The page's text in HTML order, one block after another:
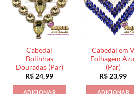
Cabedal
Bolinhas
Douradas (Par)
R$ 24,99
ADICIONAR
Cabedal em
Folhagem
(Par)
R$ 23,99
ADICIONAR